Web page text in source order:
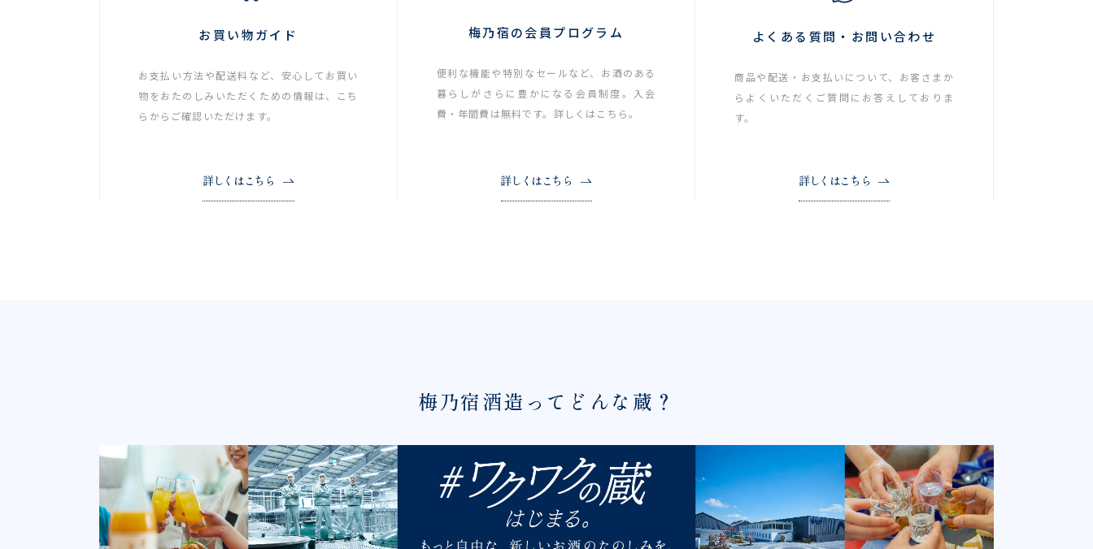
お買い物ガイド
お支払い方法や配送料など、安心してお買い
物をおたのしみいただくための情報は、こち
らからご確認いただけます。
詳しくはこちら
梅乃宿の会員プログラム
便利な機能や特別なセールなど、お酒のある
暮らしがさらに豊かになる会員制度。入会
費・年間費は無料です。詳しくはこちら。
詳しくはこちら
よくある質問・お問い合わせ
商品や配送・お支払いについて、お客さまか
らよくいただくご質問にお答えしておりま
す。
詳しくはこちら
梅乃宿酒造ってどんな蔵？